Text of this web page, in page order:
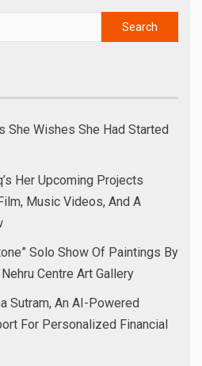
She Wishes She Had Started
Her Upcoming Projects
Music Videos, And A
Solo Show Of Paintings By
Centre Art Gallery
Sutram, An AI-Powered
For Personalized Financial